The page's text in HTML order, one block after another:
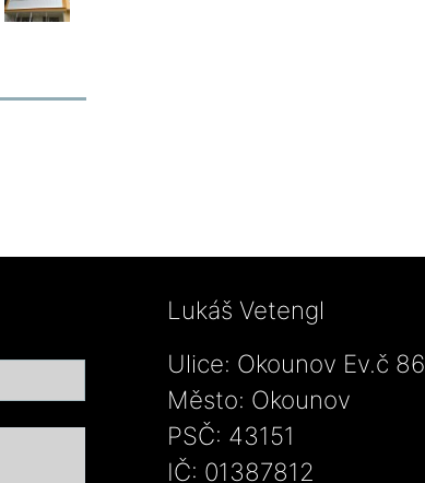
Lukáš Vetengl
Ulice: Okounov Ev.č 86
Město: Okounov
PSČ: 43151
IČ: 01387812